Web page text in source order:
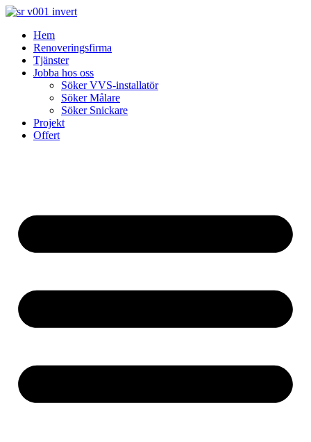
Skip
contentHem
Renoveringsfirma
Tjänster
Jobba hos oss
Söker VVS-installatör
Söker Målare
Söker Snickare
Projekt
Offert